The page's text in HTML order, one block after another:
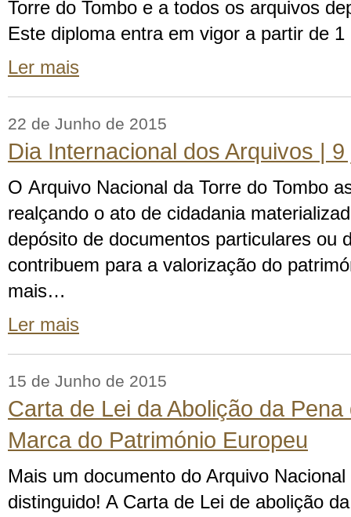
Torre do Tombo e a todos os arquivos
Este diploma entra em vigor a partir de 1
Ler mais
22 de Junho de 2015
Dia Internacional dos Arquivos | 9
O Arquivo Nacional da Torre do Tombo
realçando o ato de cidadania
depósito de documentos particulares ou
contribuem para a valorização do
mais…
Ler mais
15 de Junho de 2015
Carta de Lei da Abolição da
Marca do Património Europeu
Mais um documento do Arquivo
distinguido! A Carta de Lei de abolição